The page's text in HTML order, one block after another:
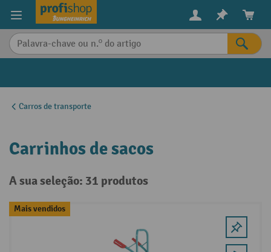
principal
Carros de transporte
Carrinhos de sacos
A sua seleção: 31 produtos
Mais vendidos